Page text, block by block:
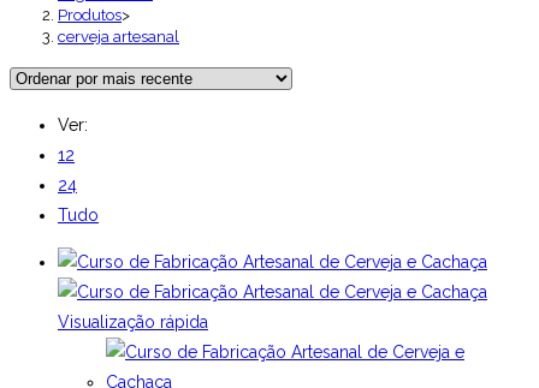
Produtos>
cerveja artesanal
Ver:
12
24
Tudo
Visualização rápida